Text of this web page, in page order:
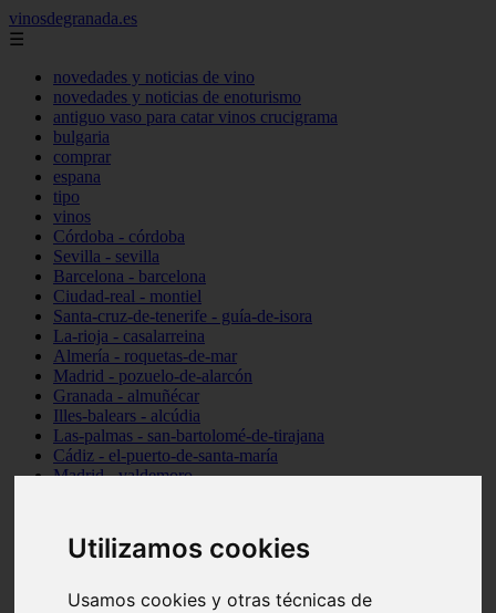
Utilizamos cookies
Usamos cookies y otras técnicas de
vinosdegranada.es
☰
novedades y noticias de vino
novedades y noticias de enoturismo
antiguo vaso para catar vinos crucigrama
bulgaria
comprar
espana
tipo
vinos
Córdoba - córdoba
Sevilla - sevilla
Barcelona - barcelona
Ciudad-real - montiel
Santa-cruz-de-tenerife - guía-de-isora
La-rioja - casalarreina
Almería - roquetas-de-mar
Madrid - pozuelo-de-alarcón
Granada - almuñécar
Illes-balears - alcúdia
Las-palmas - san-bartolomé-de-tirajana
Cádiz - el-puerto-de-santa-maría
Madrid - valdemoro
Cantabria - suances
Sevilla - bormujos
Málaga - júzcar